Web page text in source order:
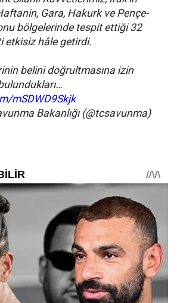
Gara, Hakurk ve Pençe-
bölgelerinde tespit ettiği 32
etkisiz hâle getirdi.
belini doğrultmasına izin
mSDWD9Skjk
Bakanlığı (@tcsavunma)